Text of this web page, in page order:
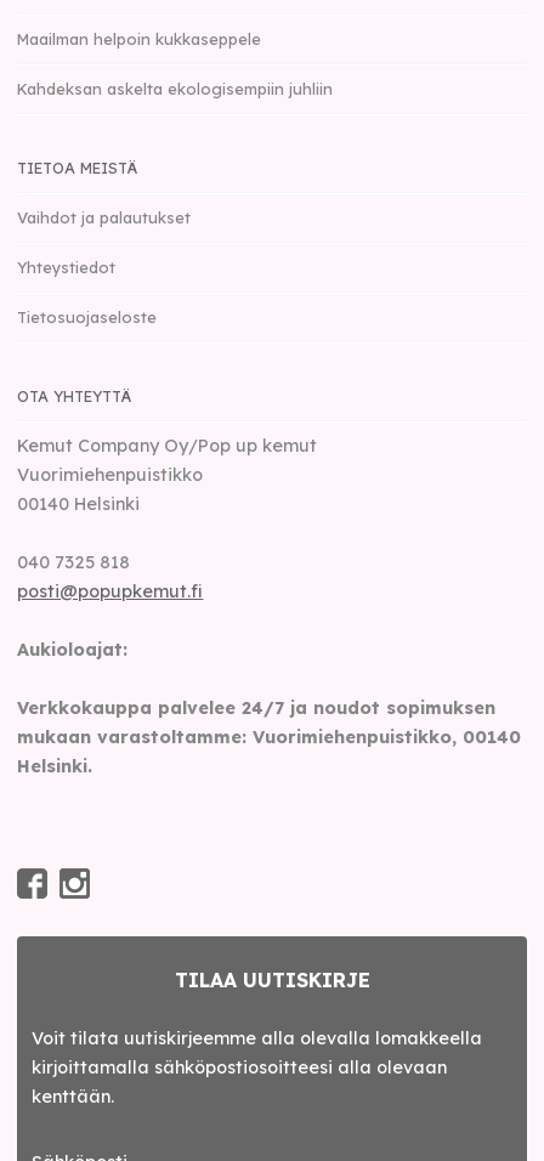
Maailman helpoin kukkaseppele
Kahdeksan askelta ekologisempiin juhliin
TIETOA MEISTÄ
Vaihdot ja palautukset
Yhteystiedot
Tietosuojaseloste
OTA YHTEYTTÄ
Kemut Company Oy/Pop up kemut
Vuorimiehenpuistikko
00140 Helsinki
040 7325 818
posti@popupkemut.fi
Aukioloajat:
Verkkokauppa palvelee 24/7 ja noudot sopimuksen
mukaan varastoltamme: Vuorimiehenpuistikko, 00140
Helsinki.
TILAA UUTISKIRJE
Voit tilata uutiskirjeemme alla olevalla lomakkeella
kirjoittamalla sähköpostiosoitteesi alla olevaan
kenttään.